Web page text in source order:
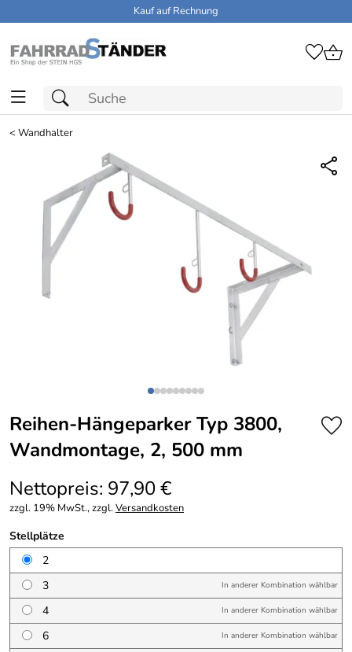
Kauf auf Rechnung
<Wandhalter
Reihen-Hängeparker Typ 3800,
Wandmontage, 2, 500 mm
Nettopreis: 97,90 €
zzgl. 19% MwSt., zzgl.Versandkosten
Stellplätze
2
3
In anderer Kombination wählbar
4 In anderer Kombination wählbar
6 In anderer Kombination wählbar